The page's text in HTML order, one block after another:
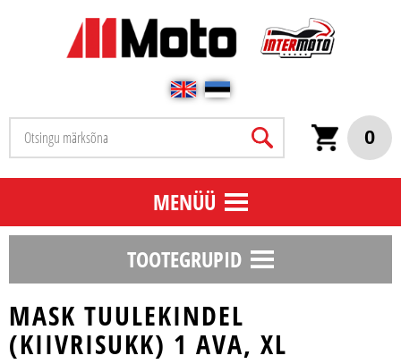
0
MENÜÜ
TOOTEGRUPID
MASK TUULEKINDEL
(KIIVRISUKK) 1 AVA, XL